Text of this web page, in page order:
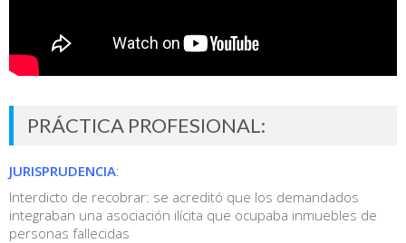
PRÁCTICA PROFESIONAL:
JURISPRUDENCIA:
Interdicto de recobrar: se acreditó que los demandados
integraban una asociación ilícita que ocupaba inmuebles de
personas fallecidas